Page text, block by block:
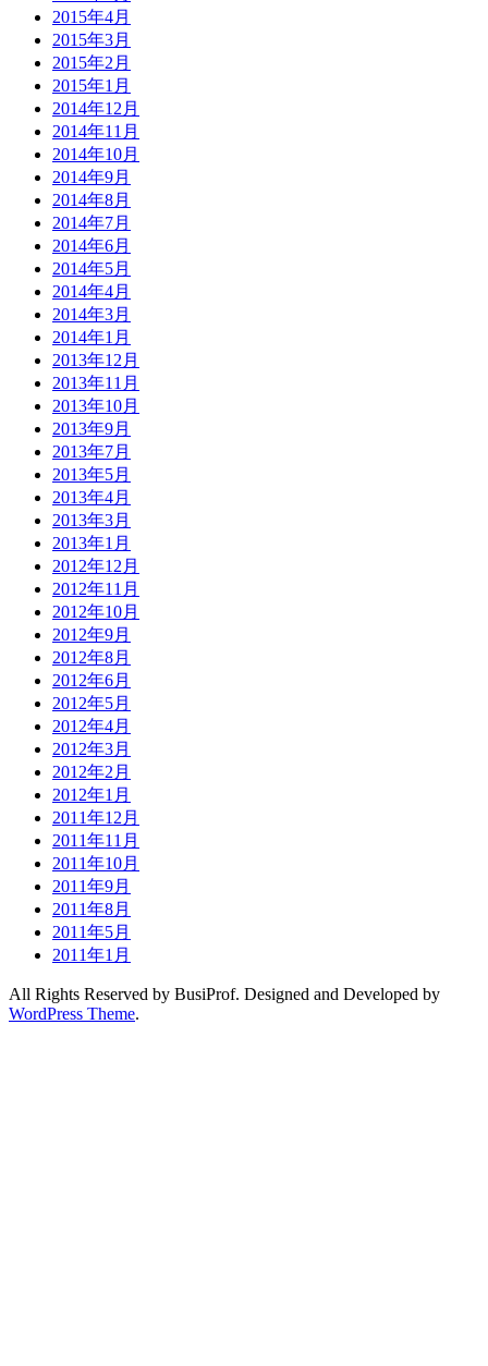
2015年4月
2015年3月
2015年2月
2015年1月
2014年12月
2014年11月
2014年10月
2014年9月
2014年8月
2014年7月
2014年6月
2014年5月
2014年4月
2014年3月
2014年1月
2013年12月
2013年11月
2013年10月
2013年9月
2013年7月
2013年5月
2013年4月
2013年3月
2013年1月
2012年12月
2012年11月
2012年10月
2012年9月
2012年8月
2012年6月
2012年5月
2012年4月
2012年3月
2012年2月
2012年1月
2011年12月
2011年11月
2011年10月
2011年9月
2011年8月
2011年5月
2011年1月
All Rights Reserved by BusiProf. Designed and Developed by
WordPress Theme.